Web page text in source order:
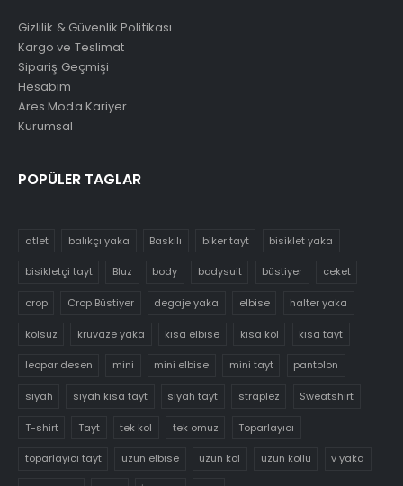
Gizlilik & Güvenlik Politikası
Kargo ve Teslimat
Sipariş Geçmişi
Hesabım
Ares Moda Kariyer
Kurumsal
POPÜLER TAGLAR
atlet balıkçı yaka Baskılı biker tayt bisiklet yaka
bisikletçi tayt Bluz body bodysuit büstiyer ceket
crop Crop Büstiyer degaje yaka elbise halter yaka
kolsuz kruvaze yaka kısa elbise kısa kol kısa tayt
leopar desen mini mini elbise mini tayt pantolon
siyah siyah kısa tayt siyah tayt straplez Sweatshirt
T-shirt Tayt tek kol tek omuz Toparlayıcı
toparlayıcı tayt uzun elbise uzun kol uzun kollu v yaka